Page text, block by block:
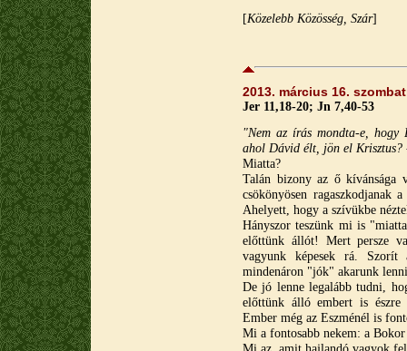
[Közelebb Közösség, Szár]
2013. március 16. szombat
Jer 11,18-20; Jn 7,40-53
"Nem az írás mondta-e,
ahol Dávid élt, jön el
Miatta?
Talán bizony az ő kívánsága
csökönyösen ragaszkodjanak
Ahelyett, hogy a szívükbe
Hányszor teszünk mi is
előttünk állót! Mert persze
vagyunk képesek rá.
mindenáron "jók" akarunk
De jó lenne legalább tudni,
előttünk álló embert is észre
Ember még az Eszménél is
Mi a fontosabb nekem: a